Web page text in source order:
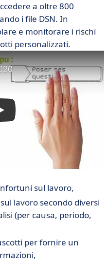
a oltre 800
i file DSN. In
e monitorare i rischi
personalizzati.
sul lavoro,
lavoro secondo diversi
(per causa, periodo,
per fornire un